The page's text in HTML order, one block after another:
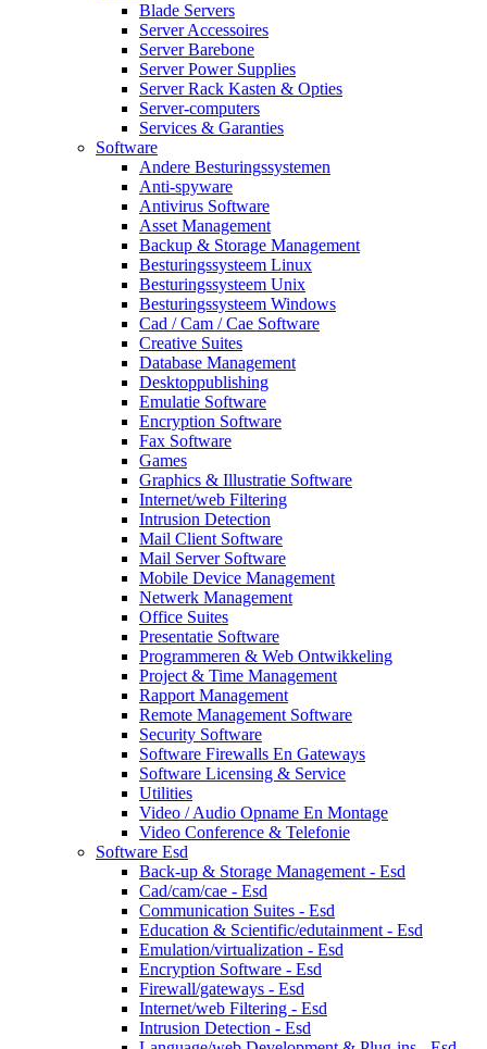
Blade Servers
Server Accessoires
Server Barebone
Server Power Supplies
Server Rack Kasten & Opties
Server-computers
Services & Garanties
Software
Andere Besturingssystemen
Anti-spyware
Antivirus Software
Asset Management
Backup & Storage Management
Besturingssysteem Linux
Besturingssysteem Unix
Besturingssysteem Windows
Cad / Cam / Cae Software
Creative Suites
Database Management
Desktoppublishing
Emulatie Software
Encryption Software
Fax Software
Games
Graphics & Illustratie Software
Internet/web Filtering
Intrusion Detection
Mail Client Software
Mail Server Software
Mobile Device Management
Netwerk Management
Office Suites
Presentatie Software
Programmeren & Web Ontwikkeling
Project & Time Management
Rapport Management
Remote Management Software
Security Software
Software Firewalls En Gateways
Software Licensing & Service
Utilities
Video / Audio Opname En Montage
Video Conference & Telefonie
Software Esd
Back-up & Storage Management - Esd
Cad/cam/cae - Esd
Communication Suites - Esd
Education & Scientific/edutainment - Esd
Emulation/virtualization - Esd
Encryption Software - Esd
Firewall/gateways - Esd
Internet/web Filtering - Esd
Intrusion Detection - Esd